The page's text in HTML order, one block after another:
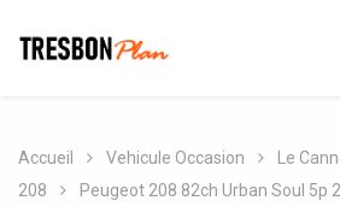
Accueil Vehicule Occasion Le
208
Peugeot 208 82ch Urban Soul 5p